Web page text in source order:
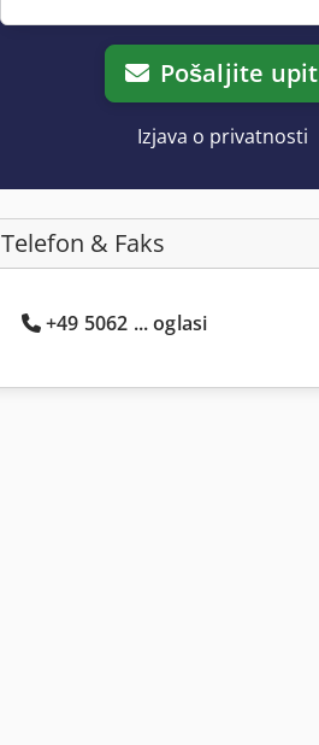
Pošaljite upit
Izjava o privatnosti
Telefon & Faks
+49 5062 ... oglasi